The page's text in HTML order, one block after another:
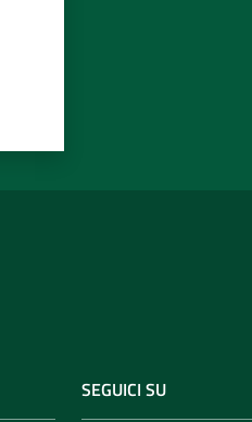
SEGUICI SU